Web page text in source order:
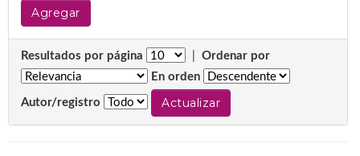
Resultados por página
Ordenar por
En orden
Autor/registro